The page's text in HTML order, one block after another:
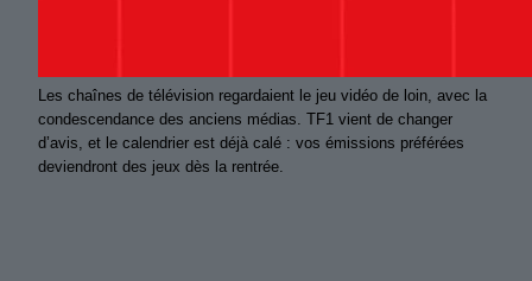
Les chaînes de télévision regardaient le jeu vidéo de loin, avec la
condescendance des anciens médias. TF1 vient de changer
d’avis, et le calendrier est déjà calé : vos émissions préférées
deviendront des jeux dès la rentrée.